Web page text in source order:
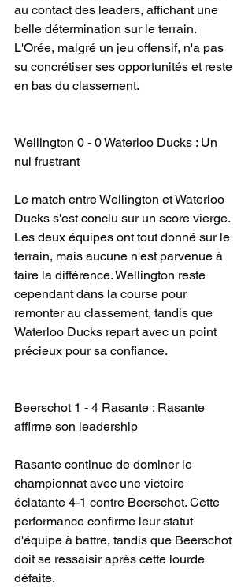
au contact des leaders, affichant une
belle détermination sur le terrain.
L'Orée, malgré un jeu offensif, n'a pas
su concrétiser ses opportunités et reste
en bas du classement.
Wellington 0 - 0 Waterloo Ducks : Un
nul frustrant
Le match entre Wellington et Waterloo
Ducks s'est conclu sur un score vierge.
Les deux équipes ont tout donné sur le
terrain, mais aucune n'est parvenue à
faire la différence. Wellington reste
cependant dans la course pour
remonter au classement, tandis que
Waterloo Ducks repart avec un point
précieux pour sa confiance.
Beerschot 1 - 4 Rasante : Rasante
affirme son leadership
Rasante continue de dominer le
championnat avec une victoire
éclatante 4-1 contre Beerschot. Cette
performance confirme leur statut
d'équipe à battre, tandis que Beerschot
doit se ressaisir après cette lourde
défaite.